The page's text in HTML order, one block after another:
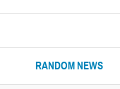
RANDOM NEWS